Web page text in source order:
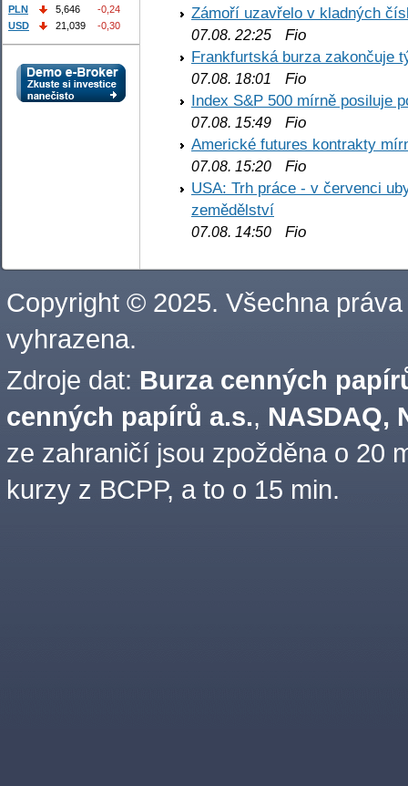
Zámoří uzavřelo v kladných
07.08. 22:25 Fio
Frankfurtská burza zakončuje
07.08. 18:01
Fio
Index S&P 500 mírně posiluje
07.08. 15:49 Fio
Americké futures kontrakty
07.08. 15:20 Fio
USA: Trh práce - v červenci
zemědělství
07.08. 14:50 Fio
PLN
5,646
-0,24
USD
21,039 -0,30
Copyright © 2025. Všechna práva
vyhrazena.
Zdroje dat: Burza cenných
cenných papírů a.s., NASDAQ,
ze zahraničí jsou zpožděna o 20
kurzy z BCPP, a to o 15 min.